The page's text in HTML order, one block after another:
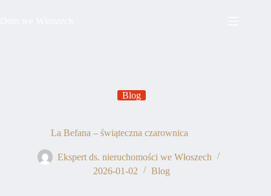
Blog
La Befana – świąteczna czarownica
Ekspert ds. nieruchomości we Włoszech
2026-01-02
Blog